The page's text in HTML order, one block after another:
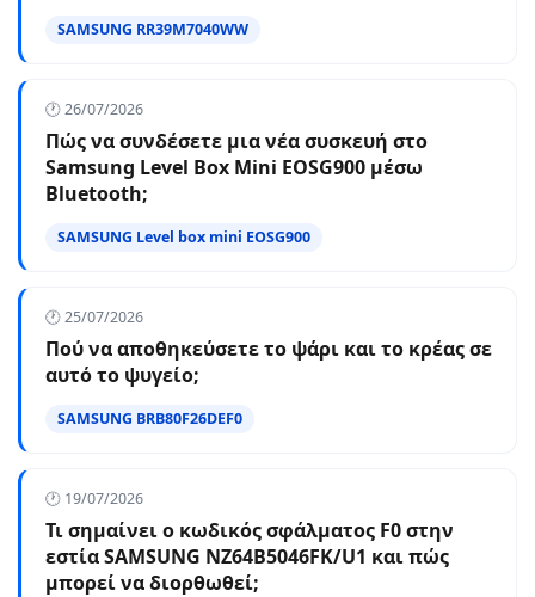
SAMSUNG RR39M7040WW
🕐 26/07/2026
Πώς να συνδέσετε μια νέα συσκευή στο
Samsung Level Box Mini EOSG900 μέσω
Bluetooth;
SAMSUNG Level box mini EOSG900
🕐 25/07/2026
Πού να αποθηκεύσετε το ψάρι και το κρέας σε
αυτό το ψυγείο;
SAMSUNG BRB80F26DEF0
🕐 19/07/2026
Τι σημαίνει ο κωδικός σφάλματος F0 στην
εστία SAMSUNG NZ64B5046FK/U1 και πώς
μπορεί να διορθωθεί;